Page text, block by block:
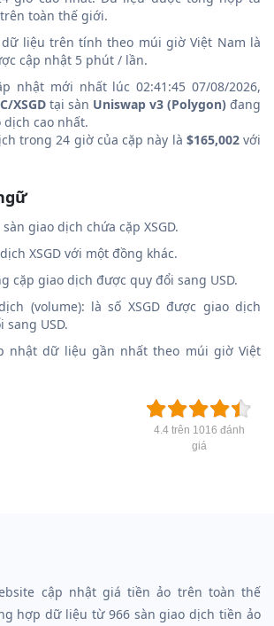
trên toàn thế giới.
liệu trên tính theo múi giờ Việt Nam là
cập nhật 5 phút / lần.
nhật mới nhất lúc 02:41:45 07/08/2026,
XSGD tại sàn Uniswap v3 (Polygon) đang
cao nhất.
trong 24 giờ của cặp này là $165,002với
giao dịch chứa cặp XSGD.
XSGD với một đồng khác.
cặp giao dịch được quy đổi sang USD.
(volume): là số XSGD được giao dịch
USD.
nhật dữ liệu gần nhất theo múi giờ Việt
4.4 trên 1016 đánh
giá
cập nhật giá tiền ảo trên toàn thế
hợp dữ liệu từ 966 sàn giao dịch tiền ảo